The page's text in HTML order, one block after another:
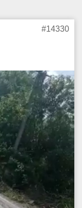
#14330